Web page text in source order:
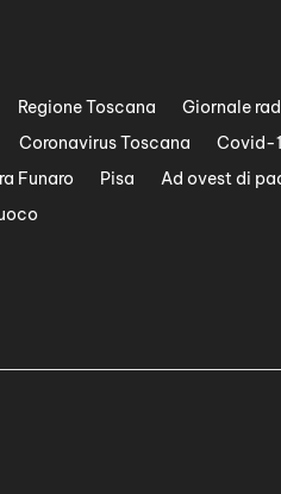
Regione Toscana Giornale
Coronavirus Toscana Covid-
Funaro Pisa Ad ovest di